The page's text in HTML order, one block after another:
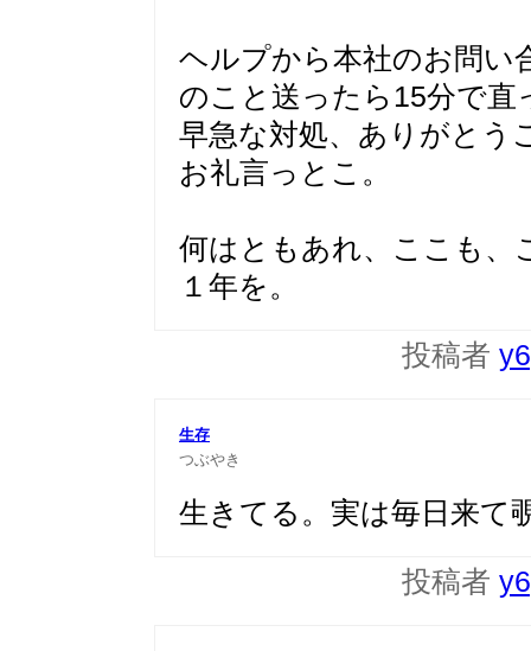
ヘルプから本社のお問い
のこと送ったら15分で
早急な対処、ありがとう
お礼言っとこ。
何はともあれ、ここも、
１年を。
投稿者
生存
つぶやき
生きてる。実は毎日来て
投稿者